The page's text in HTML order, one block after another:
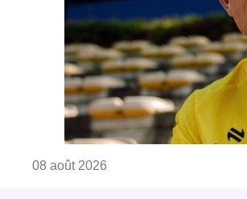
08 août 2026